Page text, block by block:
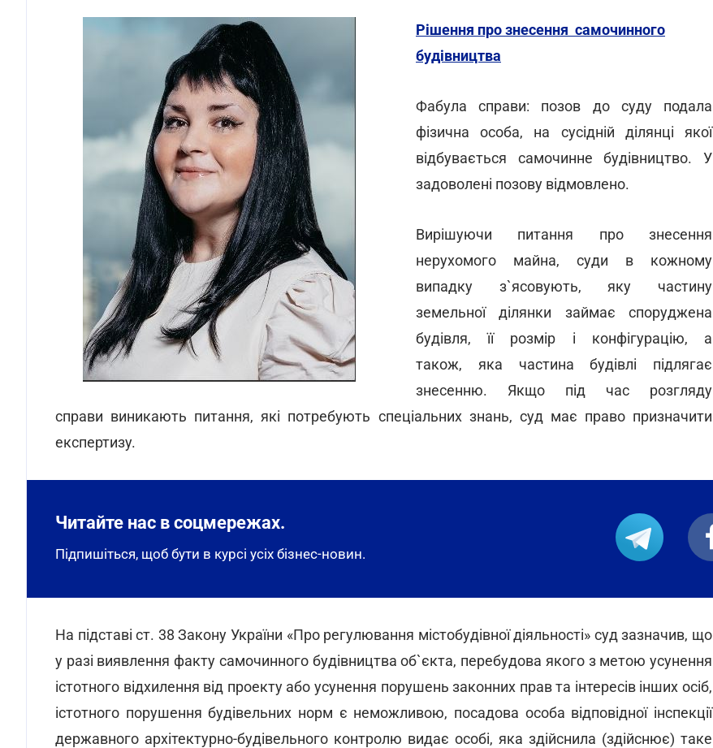
Рішення про знесення самочинного
будівництва
Фабула справи: позов до суду подала
фізична особа, на сусідній ділянці якої
відбувається самочинне будівництво. У
задоволені позову відмовлено.
Вирішуючи питання про знесення
нерухомого майна, суди в кожному
випадку з`ясовують, яку частину
земельної ділянки займає споруджена
будівля, її розмір і конфігурацію, а
також, яка частина будівлі підлягає
знесенню. Якщо під час розгляду
справи виникають питання, які потребують спеціальних знань, суд має право призначити
експертизу.
Читайте нас в соцмережах.
Підпишіться, щоб бути в курсі усіх бізнес-новин.
На підставі ст. 38 Закону України «Про регулювання містобудівної діяльності» суд зазначив, що
у разі виявлення факту самочинного будівництва об`єкта, перебудова якого з метою усунення
істотного відхилення від проекту або усунення порушень законних прав та інтересів інших осіб,
істотного порушення будівельних норм є неможливою, посадова особа відповідної інспекції
державного архітектурно-будівельного контролю видає особі, яка здійснила (здійснює) таке